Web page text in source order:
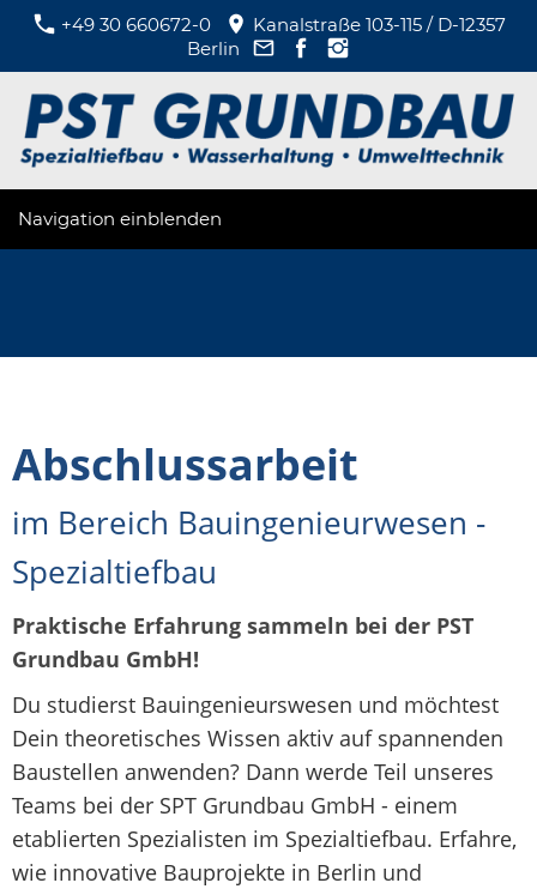
+49 30 660672-0
Kanalstraße 103-115 / D-12357
Berlin
Navigation einblenden
Abschlussarbeit
im Bereich Bauingenieurwesen -
Spezialtiefbau
Praktische Erfahrung sammeln bei der PST
Grundbau GmbH!
Du studierst Bauingenieurswesen und möchtest
Dein theoretisches Wissen aktiv auf spannenden
Baustellen anwenden? Dann werde Teil unseres
Teams bei der SPT Grundbau GmbH - einem
etablierten Spezialisten im Spezialtiefbau. Erfahre,
wie innovative Bauprojekte in Berlin und